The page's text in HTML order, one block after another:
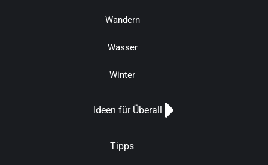
Wandern
Wasser
Winter
Ideen für Überall
Tipps